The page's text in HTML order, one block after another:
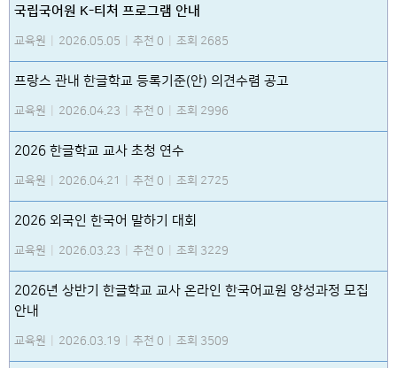
국립국어원 K-티처 프로그램 안내
교육원 2026.05.05 추천 0 조회 2685
프랑스 관내 한글학교 등록기준(안) 의견수렴 공고
교육원 2026.04.23 추천 0 조회 2996
2026 한글학교 교사 초청 연수
교육원 2026.04.21 추천 0 조회 2725
2026 외국인 한국어 말하기 대회
교육원 2026.03.23 추천 0 조회 3229
2026년 상반기 한글학교 교사 온라인 한국어교원 양성과정 모집
안내
교육원 2026.03.19 추천 0 조회 3509